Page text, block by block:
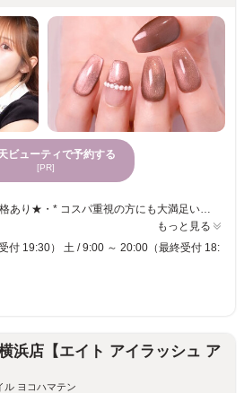
ビューティで予約する
[PR]
もっと見る
付 19:30） 土 / 9:00 ～ 20:00（最終受付 18:
浜店【エイト アイラッシュ ア
ル ヨコハマテン